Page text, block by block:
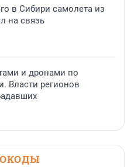
в Сибири самолета из
на связь
и дронами по
Власти регионов